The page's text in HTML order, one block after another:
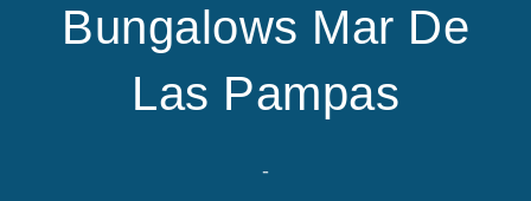
Bungalows Mar De
Las Pampas
-